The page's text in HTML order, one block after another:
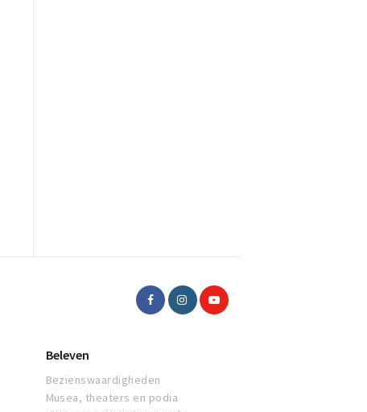
Beleven
Bezienswaardigheden
Musea, theaters en podia